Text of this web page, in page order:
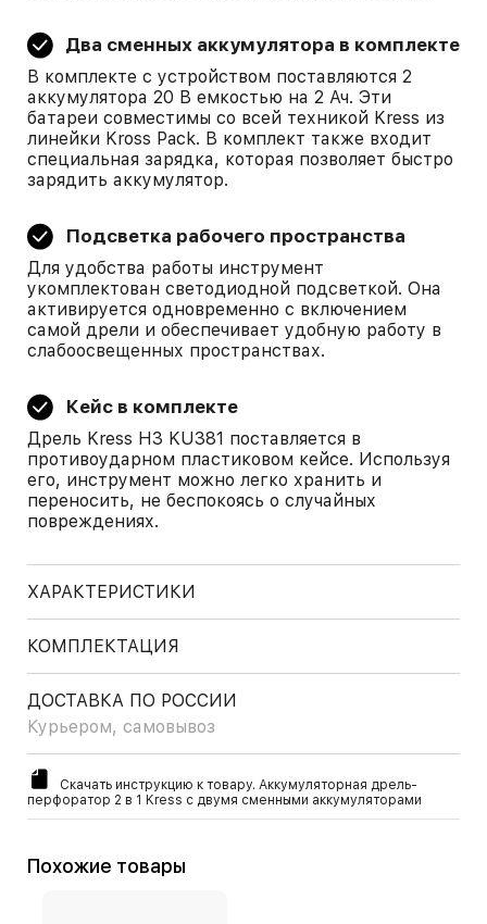
Два сменных аккумулятора в комплекте
В комплекте с устройством поставляются 2
аккумулятора 20 В емкостью на 2 Ач. Эти
батареи совместимы со всей техникой Kress из
линейки Kross Pack. В комплект также входит
специальная зарядка, которая позволяет быстро
зарядить аккумулятор.
Подсветка рабочего пространства
Для удобства работы инструмент
укомплектован светодиодной подсветкой. Она
активируется одновременно с включением
самой дрели и обеспечивает удобную работу в
слабоосвещенных пространствах.
Кейс в комплекте
Дрель Kress H3 KU381 поставляется в
противоударном пластиковом кейсе. Используя
его, инструмент можно легко хранить и
переносить, не беспокоясь о случайных
повреждениях.
ХАРАКТЕРИСТИКИ
КОМПЛЕКТАЦИЯ
ДОСТАВКА ПО РОССИИ
Курьером, самовывоз
Скачать инструкцию к товару. Аккумуляторная дрель-
перфоратор 2 в 1 Kress с двумя сменными аккумуляторами
Похожие товары